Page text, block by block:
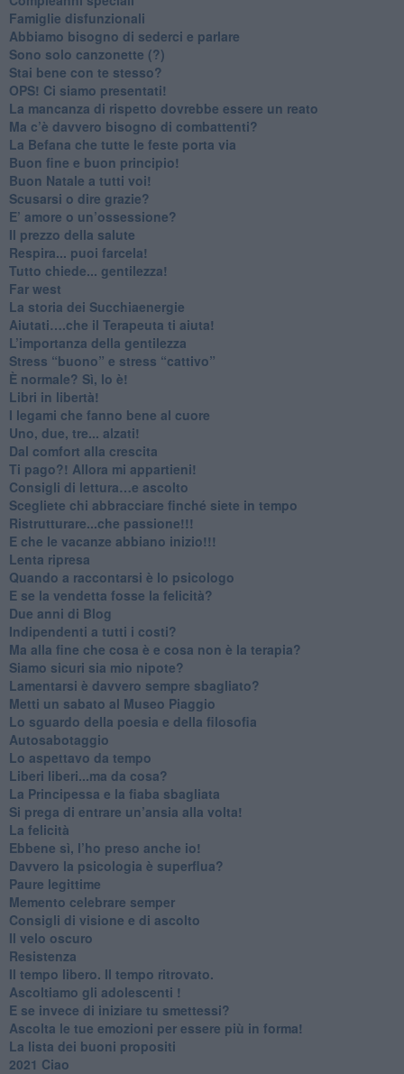
​Famiglie disfunzionali
​Abbiamo bisogno di sederci e parlare
Sono solo canzonette (?)
​Stai bene con te stesso?
​OPS! Ci siamo presentati!
​La mancanza di rispetto dovrebbe essere un reato
​Ma c’è davvero bisogno di combattenti?
​La Befana che tutte le feste porta via
Buon fine e buon principio!
​Buon Natale a tutti voi!
​Scusarsi o dire grazie?
​E’ amore o un’ossessione?
​Il prezzo della salute
​Respira... puoi farcela!
​Tutto chiede... gentilezza!
​Far west
​La storia dei Succhiaenergie
​Aiutati….che il Terapeuta ti aiuta!
​L’importanza della gentilezza
​Stress “buono” e stress “cattivo”
​È normale? Sì, lo è!
​Libri in libertà!
​I legami che fanno bene al cuore
Uno, due, tre... alzati!​
​Dal comfort alla crescita
​Ti pago?! Allora mi appartieni!​
​Consigli di lettura…e ascolto
​Scegliete chi abbracciare finché siete in tempo
​Ristrutturare...che passione!!!
​E che le vacanze abbiano inizio!!!
​Lenta ripresa
​Quando a raccontarsi è lo psicologo
​E se la vendetta fosse la felicità?
​Due anni di Blog
​Indipendenti a tutti i costi?
​Ma alla fine che cosa è e cosa non è la terapia?
​Siamo sicuri sia mio nipote?
​Lamentarsi è davvero sempre sbagliato?
​Metti un sabato al Museo Piaggio
​Lo sguardo della poesia e della filosofia
Autosabotaggio
​Lo aspettavo da tempo
​Liberi liberi...ma da cosa?
​La Principessa e la fiaba sbagliata
Si prega di entrare un’ansia alla volta!
​La felicità
​Ebbene sì, l’ho preso anche io!
​Davvero la psicologia è superflua?
Paure legittime
​Memento celebrare semper
​Consigli di visione e di ascolto
​Il velo oscuro
Resistenza
​Il tempo libero. Il tempo ritrovato.
Ascoltiamo gli adolescenti !
​E se invece di iniziare tu smettessi?
​Ascolta le tue emozioni per essere più in forma!
​La lista dei buoni propositi
2021 Ciao